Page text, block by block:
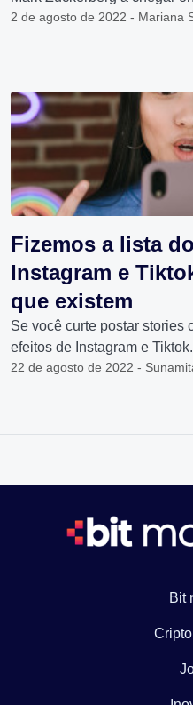
2 de agosto de 2022 - Mariana
Fizemos a lista
Instagram e
que existem
Se você curte postar stories
efeitos de Instagram e
22 de agosto de 2022 -
Bit